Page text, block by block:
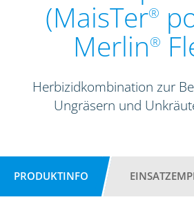
(MaisTer®
Merlin®
Herbizidkombination zur
Ungräsern und
PRODUKTINFO